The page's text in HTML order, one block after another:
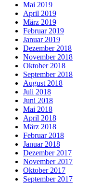
Mai 2019
April 2019
März 2019
Februar 2019
Januar 2019
Dezember 2018
November 2018
Oktober 2018
September 2018
August 2018
Juli 2018
Juni 2018
Mai 2018
April 2018
März 2018
Februar 2018
Januar 2018
Dezember 2017
November 2017
Oktober 2017
September 2017